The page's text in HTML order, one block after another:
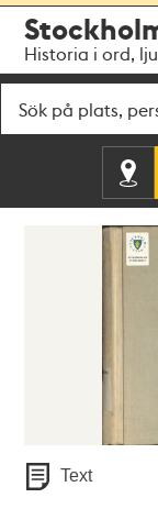
navigationen
huvudinnehållet
Historia i ord,
Text